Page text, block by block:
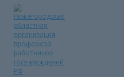
Перейти
содержимому